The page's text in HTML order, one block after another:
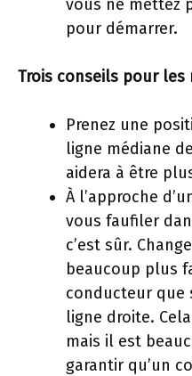
vous ne mettez
pour démarrer.
Trois conseils pour les
Prenez une
ligne médiane
aidera à être
À l’approche
vous faufiler
c’est sûr.
beaucoup plus
conducteur que
ligne droite.
mais il est
garantir qu’un